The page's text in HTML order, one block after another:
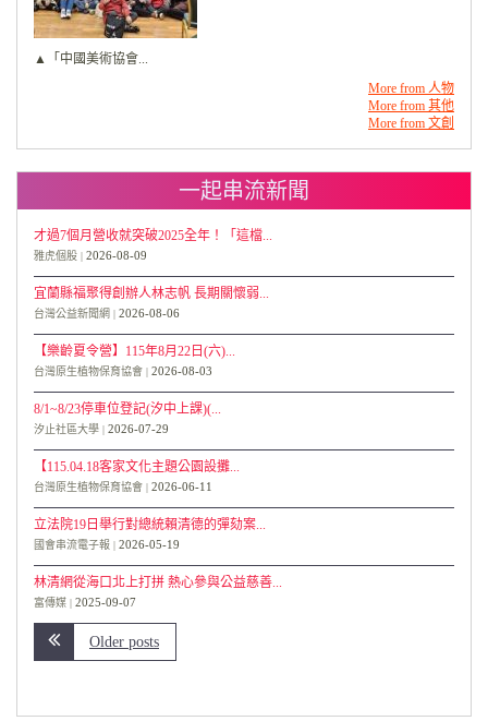
▲「中國美術協會...
More from 人物
More from 其他
More from 文創
一起串流新聞
才過7個月營收就突破2025全年！「這檔...
雅虎個股 2026-08-09
宜蘭縣福聚得創辦人林志帆 長期關懷弱...
台灣公益新聞網 2026-08-06
【樂齡夏令營】115年8月22日(六)...
台灣原生植物保育協會 2026-08-03
8/1~8/23停車位登記(汐中上課)(...
汐止社區大學 2026-07-29
【115.04.18客家文化主題公園設攤...
台灣原生植物保育協會 2026-06-11
立法院19日舉行對總統賴清德的彈劾案...
國會串流電子報 2026-05-19
林清網從海口北上打拼 熱心參與公益慈善...
富傳媒 2025-09-07
Older posts